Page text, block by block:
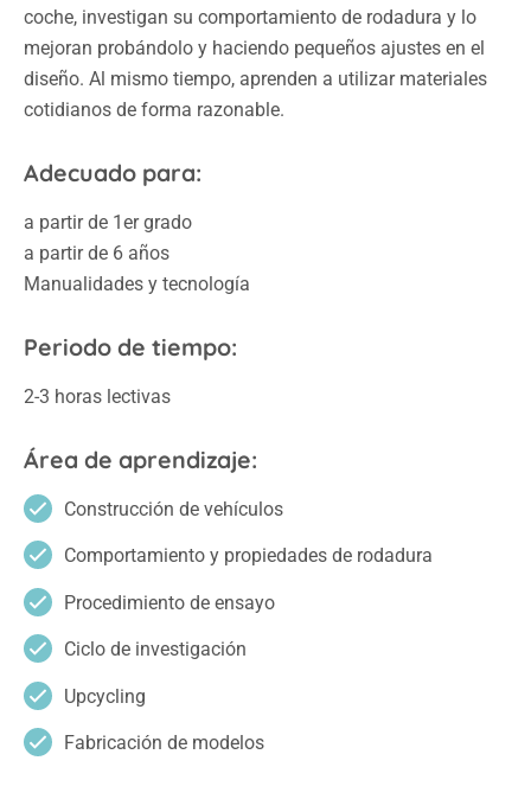
coche, investigan su comportamiento de rodadura y lo
mejoran probándolo y haciendo pequeños ajustes en el
diseño. Al mismo tiempo, aprenden a utilizar materiales
cotidianos de forma razonable.
Adecuado para:
a partir de 1er grado
a partir de 6 años
Manualidades y tecnología
Periodo de tiempo:
2-3 horas lectivas
Área de aprendizaje:
Construcción de vehículos
Comportamiento y propiedades de rodadura
Procedimiento de ensayo
Ciclo de investigación
Upcycling
Fabricación de modelos